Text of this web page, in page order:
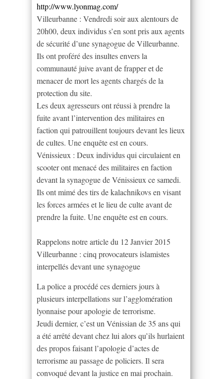
http://www.lyonmag.com/
Villeurbanne : Vendredi soir aux alentours de
20h00, deux individus s’en sont pris aux agents
de sécurité d’une synagogue de Villeurbanne.
Ils ont proféré des insultes envers la
communauté juive avant de frapper et de
menacer de mort les agents chargés de la
protection du site.
Les deux agresseurs ont réussi à prendre la
fuite avant l’intervention des militaires en
faction qui patrouillent toujours devant les lieux
de cultes. Une enquête est en cours.
Vénissieux : Deux individus qui circulaient en
scooter ont menacé des militaires en faction
devant la synagogue de Vénissieux ce samedi.
Ils ont mimé des tirs de kalachnikovs en visant
les forces armées et le lieu de culte avant de
prendre la fuite. Une enquête est en cours.
Rappelons notre article du 12 Janvier 2015
Villeurbanne : cinq provocateurs islamistes
interpellés devant une synagogue
La police a procédé ces derniers jours à
plusieurs interpellations sur l’agglomération
lyonnaise pour apologie de terrorisme.
Jeudi dernier, c’est un Vénissian de 35 ans qui
a été arrêté devant chez lui alors qu’ils hurlaient
des propos faisant l’apologie d’actes de
terrorisme au passage de policiers. Il sera
convoqué devant la justice en mai prochain.